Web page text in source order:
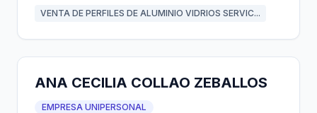
VENTA DE PERFILES DE ALUMINIO VIDRIOS SERVIC...
ANA CECILIA COLLAO ZEBALLOS
EMPRESA UNIPERSONAL